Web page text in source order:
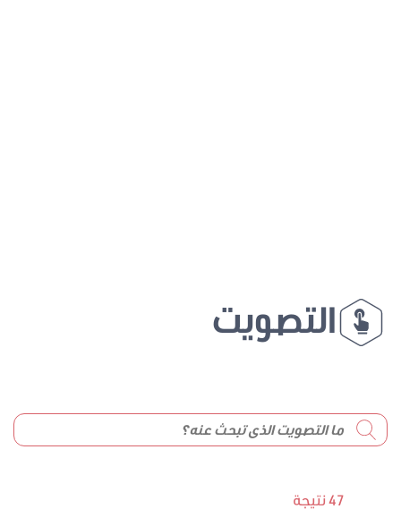
التصويت
47 نتيجة